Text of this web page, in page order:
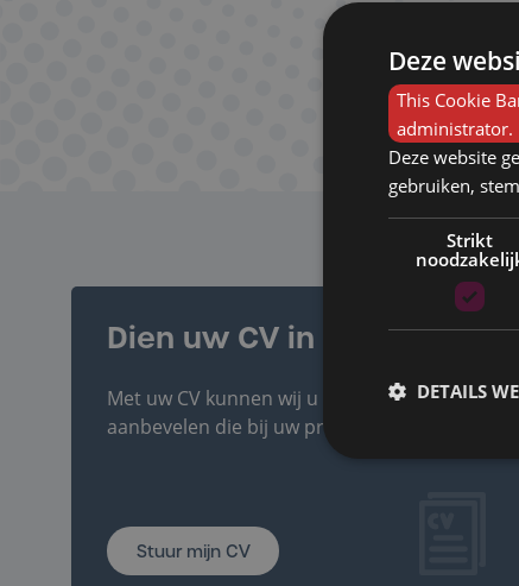
Dien uw CV in
Met uw CV kunnen wij u vacatures
aanbevelen die bij uw profiel passen.
Stuur mijn CV
Deze
This Cookie
administrator.
Deze website
gebruiken,
Strikt
DETAILS